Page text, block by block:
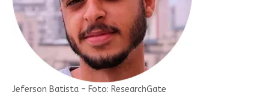
Jeferson Batista – Foto: ResearchGate